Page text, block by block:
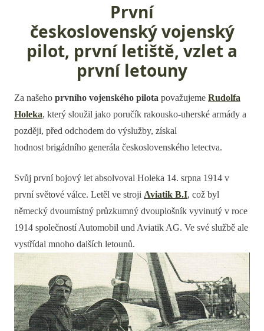
První
československý vojenský
pilot, první letiště, vzlet a
první letouny
Za našeho prvního vojenského pilota považujeme Rudolfa
Holeka, který sloužil jako poručík rakousko-uherské armády a
později, před odchodem do výslužby, získal
hodnost brigádního generála československého letectva.
Svůj první bojový let absolvoval Holeka 14. srpna 1914 v
první světové válce. Letěl ve stroji Aviatik B.I, což byl
německý dvoumístný průzkumný dvouplošník vyvinutý v roce
1914 společností Automobil und Aviatik AG. Ve své službě ale
vystřídal mnoho dalších letounů.